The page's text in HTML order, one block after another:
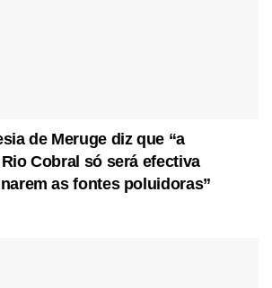
de Meruge diz que “a
Cobral só será efectiva
as fontes poluidoras”